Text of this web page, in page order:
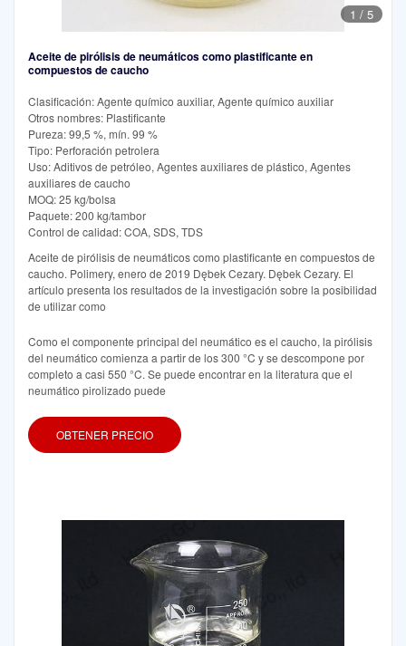
1 / 5
Aceite de pirólisis de neumáticos como plastificante en
compuestos de caucho
Clasificación: Agente químico auxiliar, Agente químico auxiliar
Otros nombres: Plastificante
Pureza: 99,5 %, mín. 99 %
Tipo: Perforación petrolera
Uso: Aditivos de petróleo, Agentes auxiliares de plástico, Agentes
auxiliares de caucho
MOQ: 25 kg/bolsa
Paquete: 200 kg/tambor
Control de calidad: COA, SDS, TDS
Aceite de pirólisis de neumáticos como plastificante en compuestos de
caucho. Polimery, enero de 2019 Dębek Cezary. Dębek Cezary. El
artículo presenta los resultados de la investigación sobre la posibilidad
de utilizar como
Como el componente principal del neumático es el caucho, la pirólisis
del neumático comienza a partir de los 300 °C y se descompone por
completo a casi 550 °C. Se puede encontrar en la literatura que el
neumático pirolizado puede
OBTENER PRECIO